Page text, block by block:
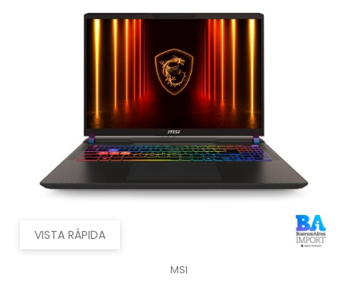
VISTA RÁPIDA
MSI